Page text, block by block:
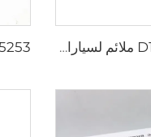
مصنع كوابح الأقراص D1434 kd2605 ملائم لسيارات تويوتا HIACE IV باص